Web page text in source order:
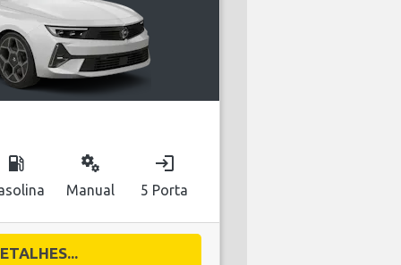
local_gas_station miscellaneous_services
Manual
login
5 Porta